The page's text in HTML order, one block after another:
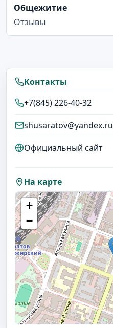
Общежитие
Отзывы
Контакты
+7(845) 226-40-32
shusaratov@yandex.ru
Официальный сайт
На карте
+
−